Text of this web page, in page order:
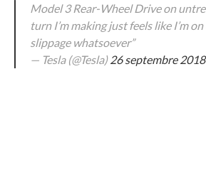
Model 3 Rear-Wheel Drive on
turn I’m making just feels like I’m
slippage whatsoever”
— Tesla (@Tesla)26 septembre 2018